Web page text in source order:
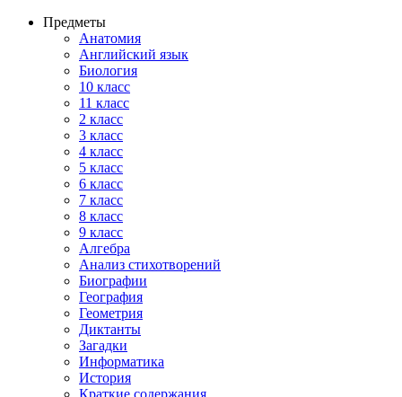
Предметы
Анатомия
Английский язык
Биология
10 класс
11 класс
2 класс
3 класс
4 класс
5 класс
6 класс
7 класс
8 класс
9 класс
Алгебра
Анализ стихотворений
Биографии
География
Геометрия
Диктанты
Загадки
Информатика
История
Краткие содержания